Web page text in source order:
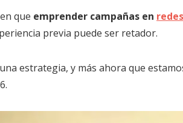
que emprender campañas en
previa puede ser retador.
estrategia, y más ahora que